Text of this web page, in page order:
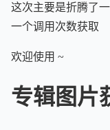
这次主要是折腾了
一个调用次数获取
欢迎使用 ~
专辑图片